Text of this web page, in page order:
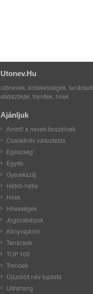
Utonev.hu
utónevek, érdekességek, tanácsok,
statisztikák, trendek, hírek
Ajánljuk
Amiről a nevek beszélnek
Családnév változtatás
Egészség
Egyéb
Gyerekszáj
Hétről-hétre
Hírek
Hírességek
Jogszabályok
Könyvajánló
Tanácsok
TOP 100
Trendek
Újszülött név toplista
Ultrahang